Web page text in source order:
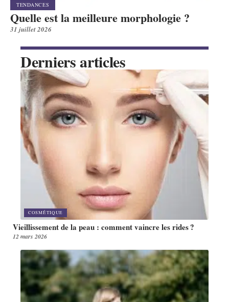
TENDANCES
Quelle est la meilleure morphologie ?
31 juillet 2026
Derniers articles
COSMÉTIQUE
Vieillissement de la peau : comment vaincre les rides ?
12 mars 2026